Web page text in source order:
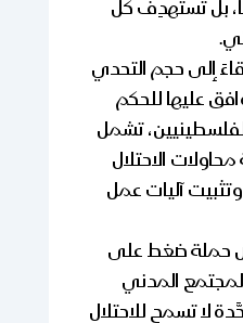
بل تَستَهدِف كلَّ
إلى حجم التحدي
عليها للحكم
تشمل
الاحتلال
آليات عمل
حملة ضغط على
المدني
لا تسمح للاحتلال